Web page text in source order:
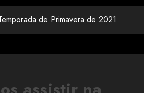
de Primavera de 2021